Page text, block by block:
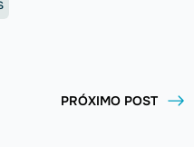
PRÓXIMO POST